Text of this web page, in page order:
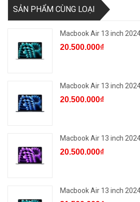
SẢN PHẨM CÙNG LOẠI
Macbook Air 13 inch 2024
20.500.000₫
Macbook Air 13 inch 2024
20.500.000₫
Macbook Air 13 inch 2024
20.500.000₫
Macbook Air 13 inch 2024